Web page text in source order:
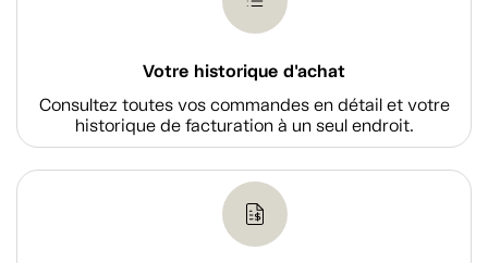
Votre historique d'achat
Consultez toutes vos commandes en détail et votre
historique de facturation à un seul endroit.